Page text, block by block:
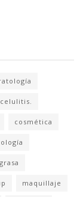
celulitis.
cosmética
grasa
maquillaje